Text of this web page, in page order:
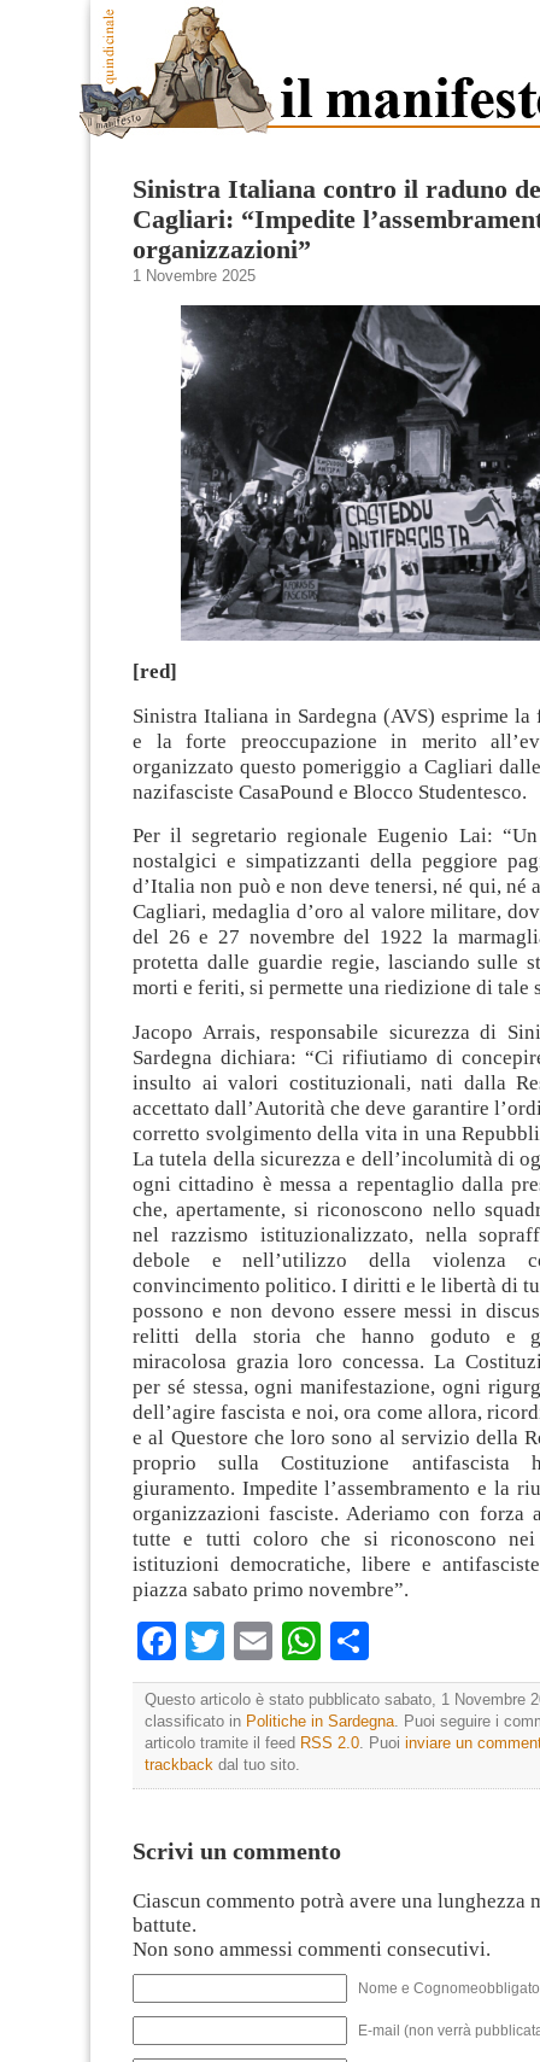
Sinistra Italiana contro il raduno
Cagliari: “Impedite
organizzazioni”
1 Novembre 2025
[red]
Sinistra Italiana in Sardegna (AVS) esprime la
e la forte preoccupazione in merito
organizzato questo pomeriggio a Cagliari
nazifasciste CasaPound e Blocco Studentesco.
Per il segretario regionale Eugenio Lai:
nostalgici e simpatizzanti della peggiore
d’Italia non può e non deve tenersi, né qui, né
Cagliari, medaglia d’oro al valore militare,
del 26 e 27 novembre del 1922 la
protetta dalle guardie regie, lasciando sulle
morti e feriti, si permette una riedizione di tale
Jacopo Arrais, responsabile sicurezza di
Sardegna dichiara: “Ci rifiutiamo di
insulto ai valori costituzionali, nati dalla
accettato dall’Autorità che deve garantire
corretto svolgimento della vita in una
La tutela della sicurezza e dell’incolumità di
ogni cittadino è messa a repentaglio dalla
che, apertamente, si riconoscono nello
nel razzismo istituzionalizzato, nella
debole e nell’utilizzo della violenza
convincimento politico. I diritti e le libertà di
possono e non devono essere messi in
relitti della storia che hanno goduto e
miracolosa grazia loro concessa. La
per sé stessa, ogni manifestazione, ogni
dell’agire fascista e noi, ora come allora,
e al Questore che loro sono al servizio della
proprio sulla Costituzione antifascista
giuramento. Impedite l’assembramento e la
organizzazioni fasciste. Aderiamo con forza
tutte e tutti coloro che si riconoscono
istituzioni democratiche, libere e
piazza sabato primo novembre”.
Facebook
TwitterEmailWhatsApp
Questo articolo è stato pubblicato sabato, 1 Novembre
classificato in Politiche in Sardegna . Puoi seguire i
articolo tramite il feed RSS 2.0 . Puoi inviare un
trackback dal tuo sito.
Scrivi un commento
Ciascun commento potrà avere una lunghezza
battute.
Non sono ammessi commenti consecutivi.
Nome e
E-mail (non verrà